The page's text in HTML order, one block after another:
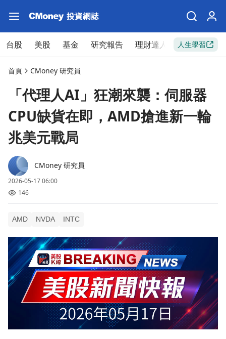
台股 美股 基金 研究報告 理財達人 新手入門
人生學習
首頁 CMoney 研究員
「代理人AI」狂潮來襲：伺服器
CPU缺貨在即，AMD搶進新一輪
兆美元戰局
CMoney 研究員
2026-05-17 06:00
146
AMD NVDA INTC